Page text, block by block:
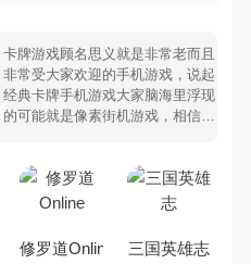
>
卡牌游戏顾名思义就是非常老而且
非常受大家欢迎的手机游戏，说起
经典卡牌手机游戏大家脑海里浮现
的可能就是像素街机游戏，相信很
牌手机游戏有哪些呢？游戏今天，
乐途下载站小编芒果味的怪咖给大
集，欢迎大家前来选择下载体验
修罗道Online 三国英雄志